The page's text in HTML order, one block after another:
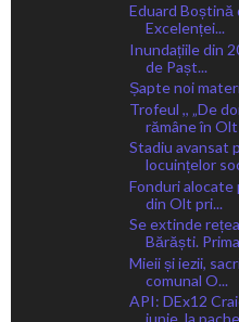
Eduard Boștină
Excelenței...
Inundațiile din
de Pașt...
Șapte noi
Trofeul ,, „De
rămâne în Olt
Stadiu avansat
locuințelor
Fonduri
din Olt pri...
Se extinde
Bărăști.
Mieii și iezii,
comunal O...
API: DEx12